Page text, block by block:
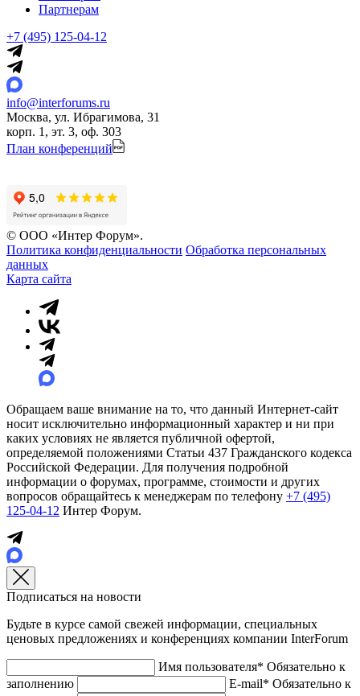
Партнерам
+7 (495) 125-04-12
info@interforums.ru
Москва, ул. Ибрагимова, 31
корп. 1, эт. 3, оф. 303
План конференций
© ООО «Интер Форум».
Политика конфиденциальности Обработка персональных
данных
Карта сайта
Обращаем ваше внимание на то, что данный Интернет-сайт
носит исключительно информационный характер и ни при
каких условиях не является публичной офертой,
определяемой положениями Статьи 437 Гражданского кодекса
Российской Федерации. Для получения подробной
информации о форумах, программе, стоимости и других
вопросов обращайтесь к менеджерам по телефону +7 (495)
125-04-12 Интер Форум.
Подписаться на новости
Будьте в курсе самой свежей информации, специальных
ценовых предложениях и конференциях компании InterForum
Имя пользователя* Обязательно к
заполнению
E-mail* Обязательно к